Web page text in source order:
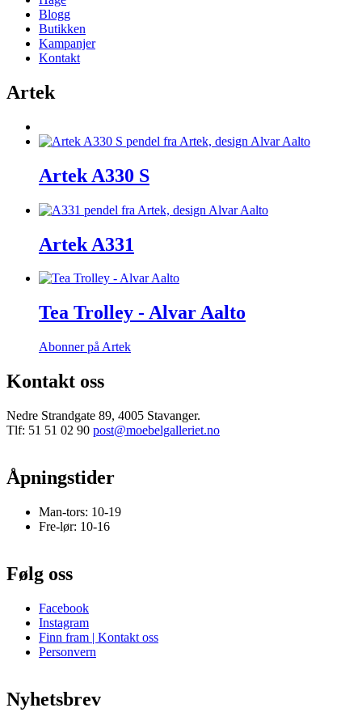
Blogg
Butikken
Kampanjer
Kontakt
Artek
Artek A330 S
Artek A331
Tea Trolley - Alvar Aalto
Abonner på Artek
Kontakt oss
Nedre Strandgate 89, 4005 Stavanger.
Tlf: 51 51 02 90 post@moebelgalleriet.no
Åpningstider
Man-tors: 10-19
Fre-lør: 10-16
Følg oss
Facebook
Instagram
Finn fram | Kontakt oss
Personvern
Nyhetsbrev